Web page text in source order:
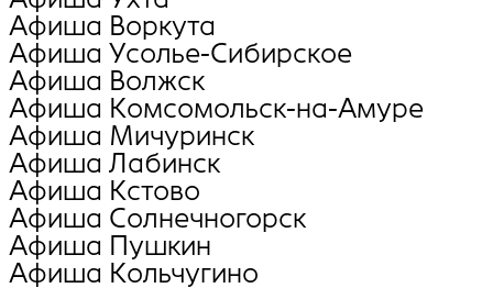
Афиша Воркута
Афиша Усолье-Сибирское
Афиша Волжск
Афиша Комсомольск-на-Амуре
Афиша Мичуринск
Афиша Лабинск
Афиша Кстово
Афиша Солнечногорск
Афиша Пушкин
Афиша Кольчугино